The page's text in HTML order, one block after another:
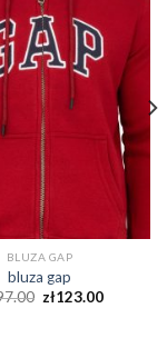
BLUZA GAP
bluza gap
zł123.00